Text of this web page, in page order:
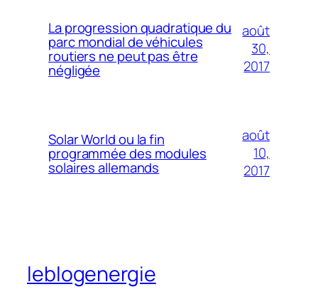
La progression quadratique du
parc mondial de véhicules
routiers ne peut pas être
négligée
août
30,
2017
Solar World ou la fin
programmée des modules
solaires allemands
août
10,
2017
leblogenergie